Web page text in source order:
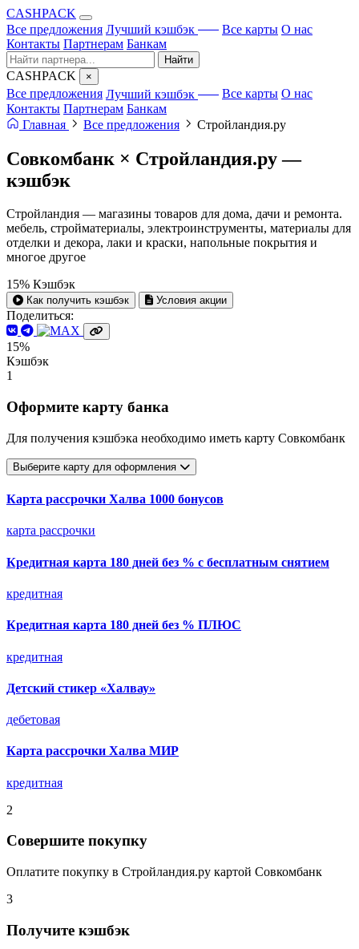
CASHPACK
Все предложения Лучший кэшбэк Все карты О нас
Контакты Партнерам Банкам
Найти
CASHPACK ×
Все предложения Лучший кэшбэк Все карты О нас
Контакты Партнерам Банкам
Главная
Все предложения Стройландия.ру
Совкомбанк × Стройландия.ру —
кэшбэк
Стройландия — магазины товаров для дома, дачи и ремонта.
мебель, стройматериалы, электроинструменты, материалы для
отделки и декора, лаки и краски, напольные покрытия и
многое другое
15% Кэшбэк
Как получить кэшбэк Условия акции
Поделиться:
15%
Кэшбэк
1
Оформите карту банка
Для получения кэшбэка необходимо иметь карту Совкомбанк
Выберите карту для оформления
Карта рассрочки Халва 1000 бонусов
карта рассрочки
Кредитная карта 180 дней без % с бесплатным снятием
кредитная
Кредитная карта 180 дней без % ПЛЮС
кредитная
Детский стикер «Халвау»
дебетовая
Карта рассрочки Халва МИР
кредитная
2
Совершите покупку
Оплатите покупку в Стройландия.ру картой Совкомбанк
3
Получите кэшбэк